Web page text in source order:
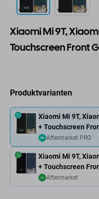
Xiaomi Mi 9T,
Touchscreen Front
Produktvarianten
Xiaomi Mi 9T,
+ Touchscreen
Aftermarket PRO
Xiaomi Mi 9T,
+ Touchscreen
Aftermarket